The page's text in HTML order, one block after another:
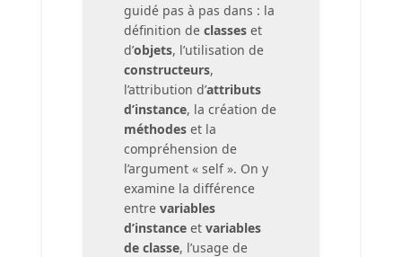
guidé pas à pas dans : la
définition de classeset
d’objets, l’utilisation de
constructeurs,
l’attribution d’attributs
d’instance, la création de
méthodeset la
compréhension de
l’argument « self ». On y
examine la différence
entre variables
d’instanceet variables
de classe, l’usage de